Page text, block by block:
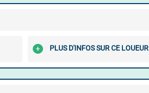
PLUS D'INFOS SUR CE LOUEUR